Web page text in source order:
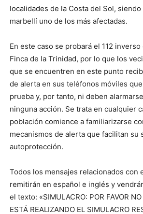
localidades de la Costa del Sol,
marbellí uno de los más afectadas.
En este caso se probará el 112
Finca de la Trinidad, por lo que los
que se encuentren en este punto
de alerta en sus teléfonos móviles
prueba y, por tanto, ni deben
ninguna acción. Se trata en cualquier
población comience a familiarizarse
mecanismos de alerta que facilitan su
autoprotección.
Todos los mensajes relacionados con
remitirán en español e inglés y
el texto: «SIMULACRO: POR FAVOR
ESTÁ REALIZANDO EL SIMULACRO